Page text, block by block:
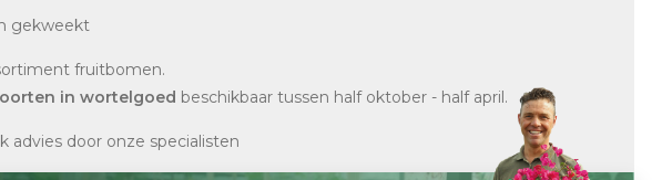
gekweekt
fruitbomen.
in wortelgoed beschikbaar tussen half oktober - half april.
advies door onze specialisten